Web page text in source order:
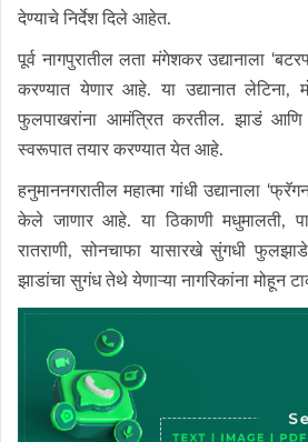
देण्याचे निर्देश दिले आहेत.
पूर्व नागपुरातील लता मंगेशकर उद्यानाला
करण्यात येणार आहे. या उद्यानात लेटिना,
फुलपाखरांना आमंत्रित करतील. झाडं आणि
स्वरूपात तयार करण्यात येत आहे.
हनुमाननगरातील महात्मा गांधी उद्यानाला
केले जाणार आहे. या ठिकाणी मधुमालती,
रातराणी, सोनचाफा यासारखे सुंगधी
झाडांचा सुगंध तेथे येणाऱ्या नागरिकांना मोहून